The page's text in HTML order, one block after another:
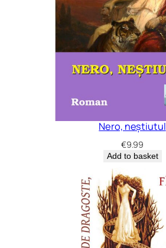
Nero, neștiutul
€9.99
Add to basket